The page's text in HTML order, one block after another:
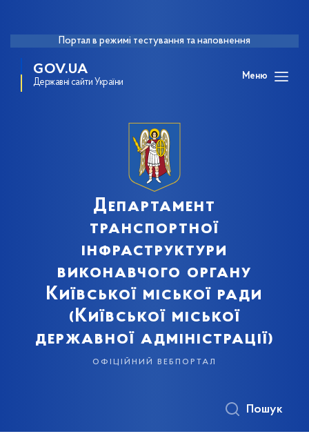
Портал в режимі тестування та наповнення
GOV.UA
Державні сайти України
Меню
Департамент
транспортної
інфраструктури
виконавчого органу
Київської міської ради
(Київської міської
державної адміністрації)
офіційний вебпортал
Пошук